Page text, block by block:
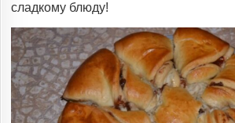
сладкому блюду!